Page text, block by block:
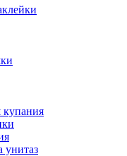
купания
унитаз